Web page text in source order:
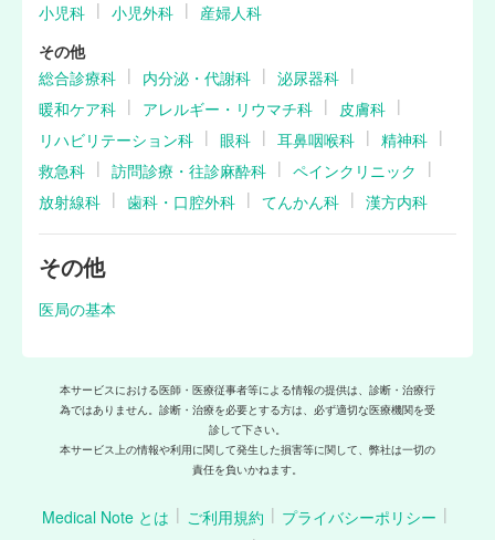
小児科
小児外科
産婦人科
その他
総合診療科
内分泌・代謝科
泌尿器科
暖和ケア科
アレルギー・リウマチ科
皮膚科
リハビリテーション科
眼科 耳鼻咽喉科
精神科
救急科
訪問診療・往診麻酔科
ペインクリニック
放射線科
歯科・口腔外科 てんかん科 漢方内科
その他
医局の基本
本サービスにおける医師・医療従事者等による情報の提供は、診断・治療行
為ではありません。診断・治療を必要とする方は、必ず適切な医療機関を受
診して下さい。
本サービス上の情報や利用に関して発生した損害等に関して、弊社は一切の
責任を負いかねます。
Medical Note とは ご利用規約
プライバシーポリシー